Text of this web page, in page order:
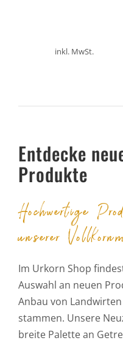
inkl. MwSt.
Entdecke
Produkte
Hochwertige
unserer
Im Urkorn Shop
Auswahl an neuen
Anbau von
stammen. Unsere
breite Palette an